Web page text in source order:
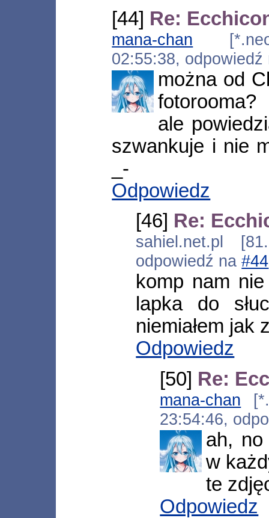
[44] Re:
mana-chan
02:55:38,
można od
ale
szwankuje i nie
_-
Odpowiedz
[46] Re:
sahiel.net.pl
odpowiedź na#44
komp nam nie
lapka do
niemiałem jak
Odpowiedz
[50] Re:
mana-chan
23:54:46,
ah,
w
te
Odpowiedz